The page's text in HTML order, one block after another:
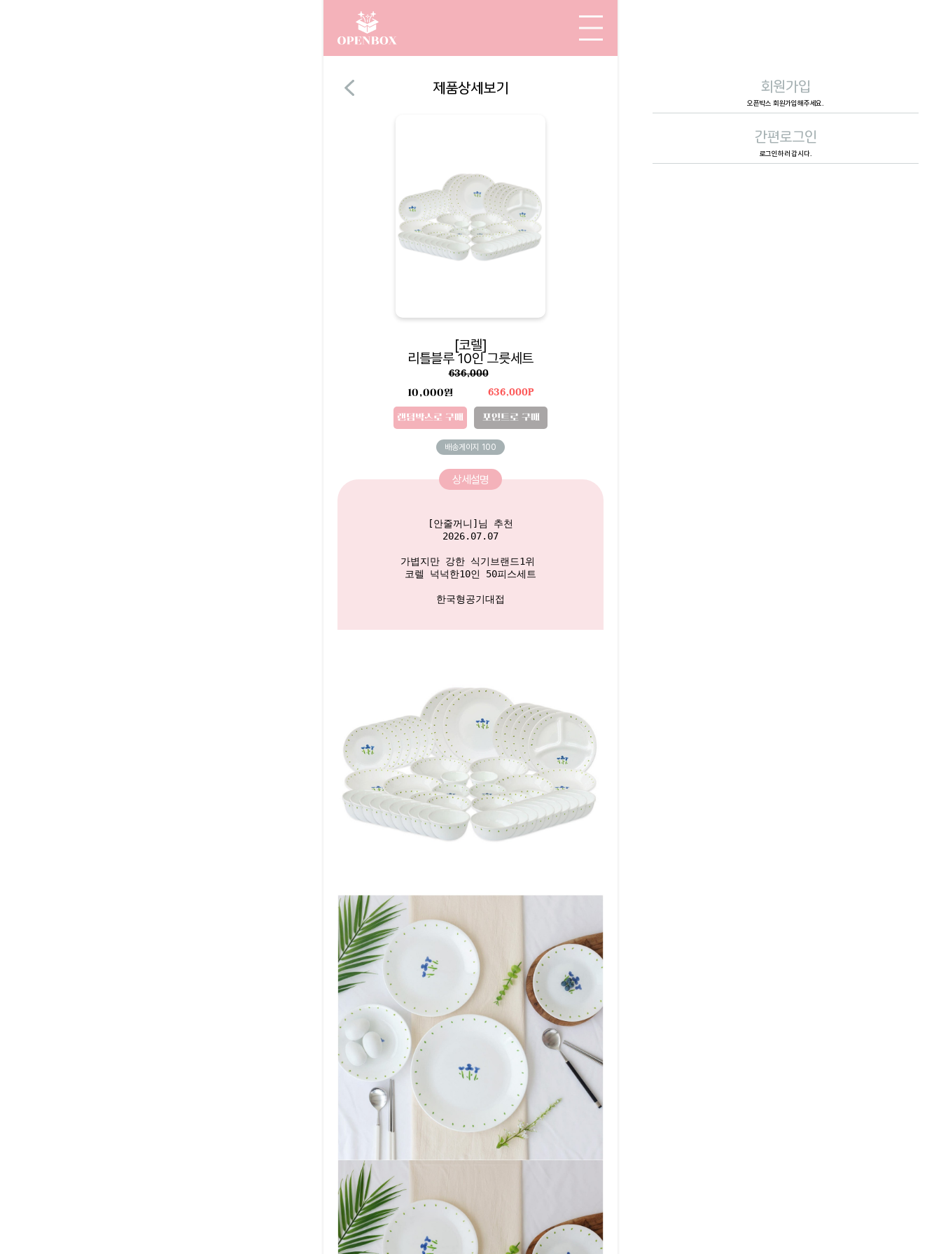
회원가입
오픈박스 회원가입해주세요.
간편로그인
로그인하러 갑시다.
제품상세보기
[코렐]
리틀블루 10인 그릇세트
636,000
10,000원
랜덤박스로 구매
636,000P
포인트로 구매
배송게이지 100
상세설명
[안줄꺼니]님 추천
2026.07.07
가볍지만 강한 식기브랜드1위
코렐 넉넉한10인 50피스세트
한국형공기대접